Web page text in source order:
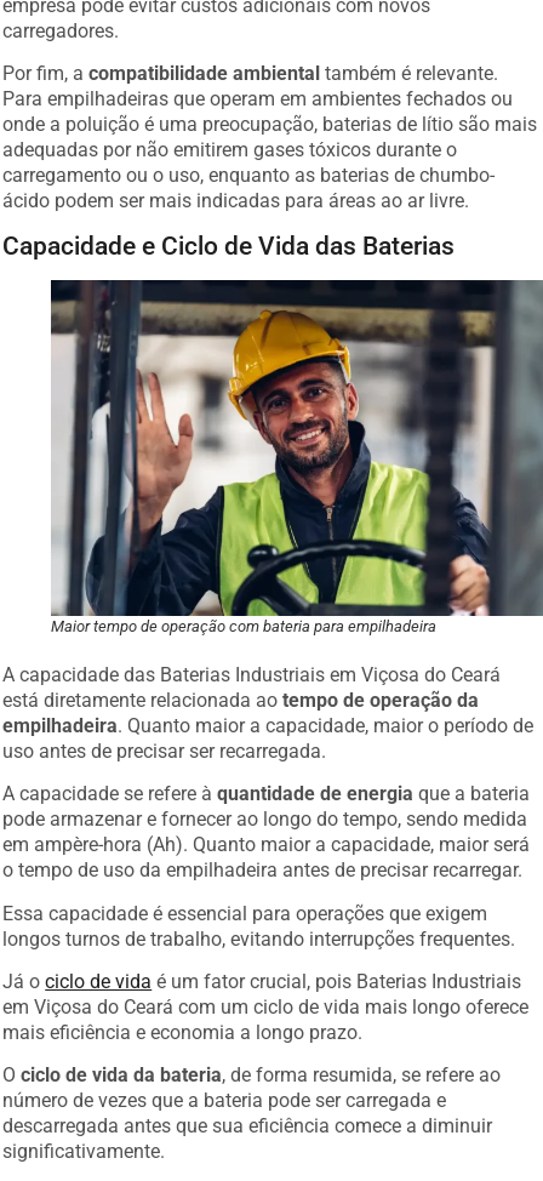
empresa pode evitar custos adicionais com novos
carregadores.
Por fim, acompatibilidade ambiental também é relevante.
Para empilhadeiras que operam em ambientes fechados ou
onde a poluição é uma preocupação, baterias de lítio são mais
adequadas por não emitirem gases tóxicos durante o
carregamento ou o uso, enquanto as baterias de chumbo-
ácido podem ser mais indicadas para áreas ao ar livre.
Capacidade e Ciclo de Vida das Baterias
Maior tempo de operação com bateria para empilhadeira
A capacidade das Baterias Industriais em Viçosa do Ceará
está diretamente relacionada aotempo de operação da
empilhadeira. Quanto maior a capacidade, maior o período de
uso antes de precisar ser recarregada.
A capacidade se refere àquantidade de energia que a bateria
pode armazenar e fornecer ao longo do tempo, sendo medida
em ampère-hora (Ah). Quanto maior a capacidade, maior será
o tempo de uso da empilhadeira antes de precisar recarregar.
Essa capacidade é essencial para operações que exigem
longos turnos de trabalho, evitando interrupções frequentes.
Já ociclo de vida é um fator crucial, pois Baterias Industriais
em Viçosa do Ceará com um ciclo de vida mais longo oferece
mais eficiência e economia a longo prazo.
Ociclo de vida da bateria, de forma resumida, se refere ao
número de vezes que a bateria pode ser carregada e
descarregada antes que sua eficiência comece a diminuir
significativamente.